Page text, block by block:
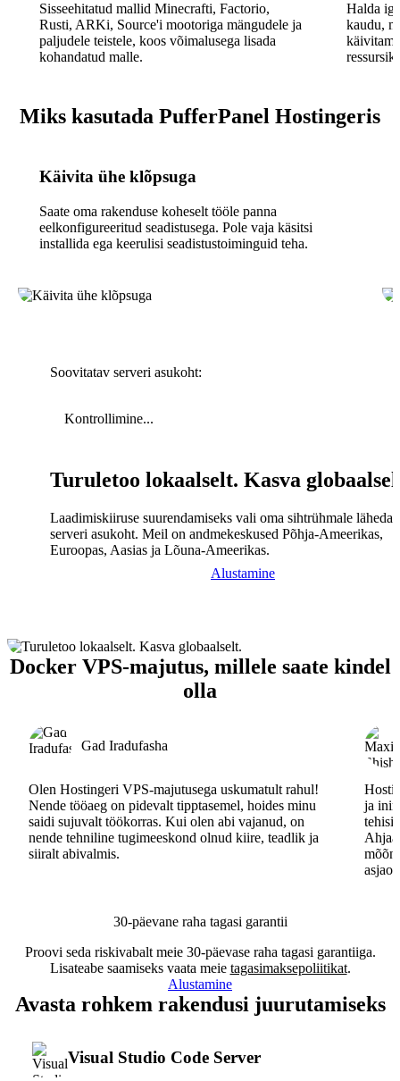
Sisseehitatud mallid Minecrafti, Factorio,
Rusti, ARKi, Source'i mootoriga mängudele ja
paljudele teistele, koos võimalusega lisada
kohandatud malle.
Halda
kaudu,
Miks kasutada PufferPanel Hostingeris
Käivita ühe klõpsuga
Saate oma rakenduse koheselt tööle panna
eelkonfigureeritud seadistusega. Pole vaja käsitsi
installida ega keerulisi seadistustoiminguid teha.
Soovitatav serveri asukoht:
Kontrollimine...
Turuletoo lokaalselt. Kasva
Laadimiskiiruse suurendamiseks vali oma sihtrühmale lähedal
serveri asukoht. Meil on andmekeskused Põhja-Ameerikas,
Euroopas, Aasias ja Lõuna-Ameerikas.
Alustamine
Docker VPS-majutus, millele saate kindel
olla
Gad Iradufasha
Olen Hostingeri VPS-majutusega uskumatult rahul!
Nende tööaeg on pidevalt tipptasemel, hoides minu
saidi sujuvalt töökorras. Kui olen abi vajanud, on
nende tehniline tugimeeskond olnud kiire, teadlik ja
siiralt abivalmis.
ja
30-päevane raha tagasi garantii
Proovi seda riskivabalt meie 30-päevase raha tagasi garantiiga.
Lisateabe saamiseks vaata meie tagasimaksepoliitikat.
Alustamine
Avasta rohkem rakendusi juurutamiseks
Visual Studio Code Server